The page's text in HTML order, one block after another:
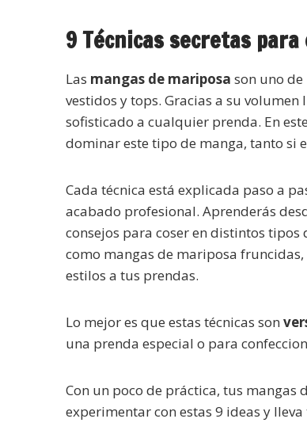
9 Técnicas secretas
Las mangas de mariposa son uno
vestidos y tops. Gracias a su
sofisticado a cualquier prenda. En
dominar este tipo de manga, tanto si
Cada técnica está explicada paso a
acabado profesional. Aprenderás
consejos para coser en distintos
como mangas de mariposa
estilos a tus prendas.
Lo mejor es que estas técnicas son
una prenda especial o para
Con un poco de práctica, tus mangas
experimentar con estas 9 ideas y